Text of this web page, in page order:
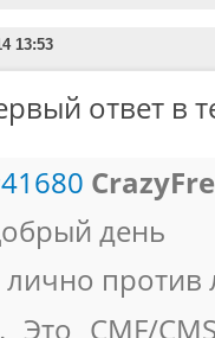
13:53
ответ в
день
лично против
Это CMF/